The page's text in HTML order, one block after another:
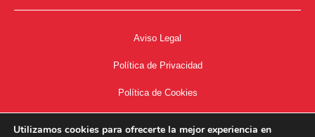
Aviso Legal
Política de Privacidad
Política de Cookies
Utilizamos cookies para ofrecerte la mejor experiencia en